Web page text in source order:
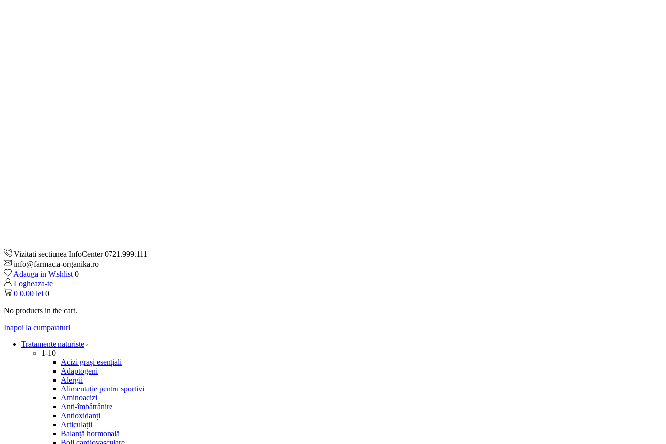
Vizitati sectiunea InfoCenter 0721.999.111
info@farmacia-organika.ro
Adauga in Wishlist 0
Logheaza-te
0 0.00 lei 0
No products in the cart.
Inapoi la cumparaturi
Tratamente naturiste
1-10
Acizi grași esențiali
Adaptogeni
Alergii
Alimentație pentru sportivi
Aminoacizi
Anti-îmbâtrânire
Antioxidanți
Articulații
Balanță hormonală
Boli cardiovasculare